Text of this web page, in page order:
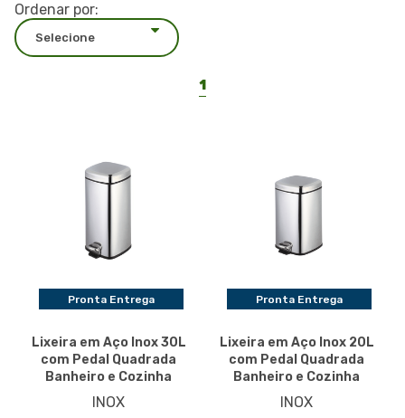
Ordenar por:
1
Pronta Entrega
Lixeira em Aço Inox 30L
com Pedal Quadrada
Banheiro e Cozinha
INOX
Pronta Entrega
Lixeira em Aço Inox 20L
com Pedal Quadrada
Banheiro e Cozinha
INOX